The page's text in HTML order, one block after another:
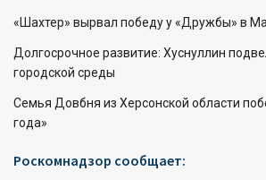
«Шахтер» вырвал победу у «Дружбы» в
Долгосрочное развитие: Хуснуллин
городской среды
Семья Довбня из Херсонской области
года»
Роскомнадзор сообщает: